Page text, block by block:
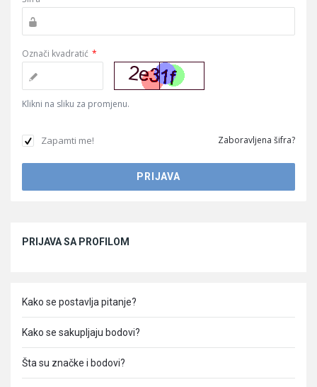
Označi kvadratić *
Klikni na sliku za promjenu.
Zapamti me! Zaboravljena šifra?
PRIJAVA SA PROFILOM
Kako se postavlja pitanje?
Kako se sakupljaju bodovi?
Šta su značke i bodovi?